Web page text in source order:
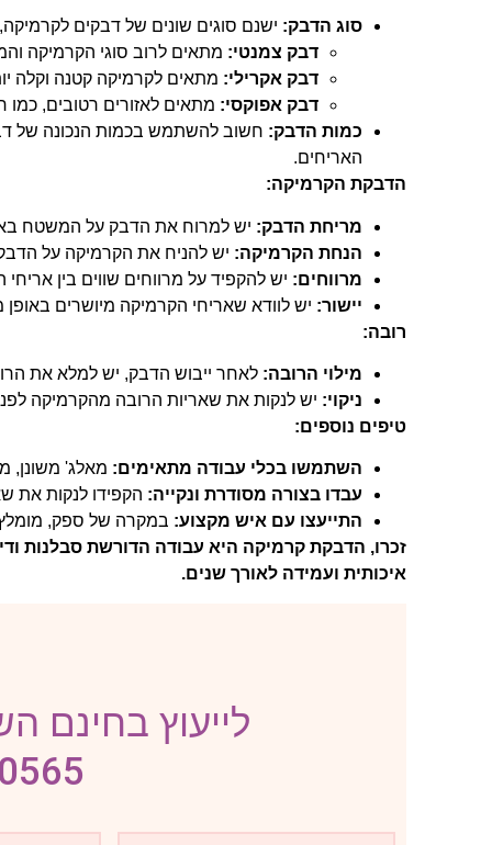
סוג הדבק: ישנם סוגים שונים של דבקים
דבק צמנטי: מתאים לרוב סוגי הקרמיקה
דבק אקרילי: מתאים לקרמיקה קטנה וקלה
דבק אפוקסי: מתאים לאזורים רטובים,
כמות הדבק: חשוב להשתמש בכמות הנכונה של
האריחים.
הדבקת הקרמיקה:
מריחת הדבק: יש למרוח את הדבק על המשטח
הנחת הקרמיקה: יש להניח את הקרמיקה על
מרווחים: יש להקפיד על מרווחים שווים בין
יישור: יש לוודא שאריחי הקרמיקה מיושרים באופן
רובה:
מילוי הרובה: לאחר ייבוש הדבק, יש למלא את
ניקוי: יש לנקות את שאריות הרובה מהקרמיקה
טיפים נוספים:
השתמשו בכלי עבודה מתאימים: מאלג' משונן,
עבדו בצורה מסודרת ונקייה: הקפידו לנקות את
התייעצו עם איש מקצוע: במקרה של ספק, מומלץ
זכרו, הדבקת קרמיקה היא עבודה הדורשת סבלנות
איכותית ועמידה לאורך שנים.
לייעוץ בחינם